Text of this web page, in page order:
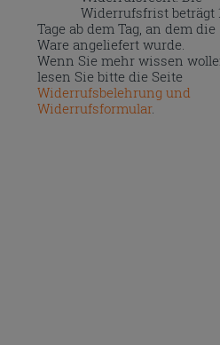
Widerrufsfrist beträgt
Tage ab dem Tag, an dem die
Ware angeliefert wurde.
Wenn Sie mehr wissen
lesen Sie bitte die Seite
Widerrufsbelehrung und
Widerrufsformular.